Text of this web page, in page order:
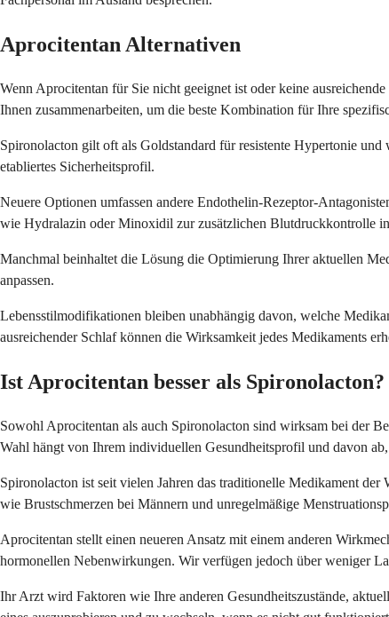
Aprocitentan Alternativen
Wenn Aprocitentan für Sie nicht geeignet ist oder keine
Ihnen zusammenarbeiten, um die beste Kombination für Ihre
Spironolacton gilt oft als Goldstandard für resistente Hypertonie
etabliertes Sicherheitsprofil.
Neuere Optionen umfassen andere Endothelin-Rezeptor-
wie Hydralazin oder Minoxidil zur zusätzlichen Blutdruckkontrolle
Manchmal beinhaltet die Lösung die Optimierung Ihrer aktuellen
anpassen.
Lebensstilmodifikationen bleiben unabhängig davon, welche
ausreichender Schlaf können die Wirksamkeit jedes Medikaments
Ist Aprocitentan besser als Spironolacton?
Sowohl Aprocitentan als auch Spironolacton sind wirksam bei der
Wahl hängt von Ihrem individuellen Gesundheitsprofil und davon
Spironolacton ist seit vielen Jahren das traditionelle Medikament
wie Brustschmerzen bei Männern und unregelmäßige
Aprocitentan stellt einen neueren Ansatz mit einem anderen
hormonellen Nebenwirkungen. Wir verfügen jedoch über weniger
Ihr Arzt wird Faktoren wie Ihre anderen Gesundheitszustände,